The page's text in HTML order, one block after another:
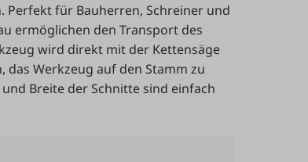
Perfekt für Bauherren, Schreiner und
ermöglichen den Transport des
wird direkt mit der Kettensäge
Werkzeug auf den Stamm zu
Breite der Schnitte sind einfach